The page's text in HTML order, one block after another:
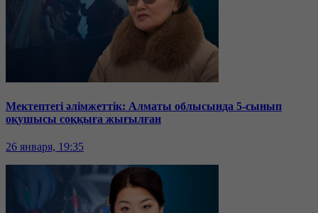
Мектептегі әлімжеттік: Алматы облысында 5-сынып
оқушысы соққыға жығылған
26 января, 19:35